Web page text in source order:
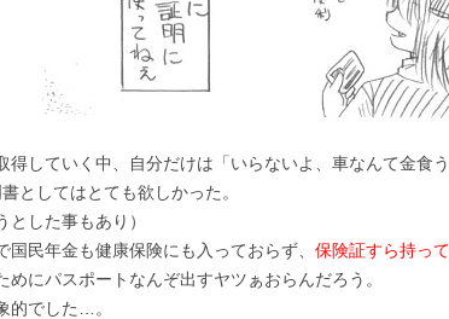
していく中、自分だけは「いらないよ、車なんて金食
としてはとても欲しかった。
とした事もあり）
国民年金も健康保険にも入っておらず、 保険証すら持っ
にパスポートなんぞ出すヤツぁおらんだろう。
的でした…。